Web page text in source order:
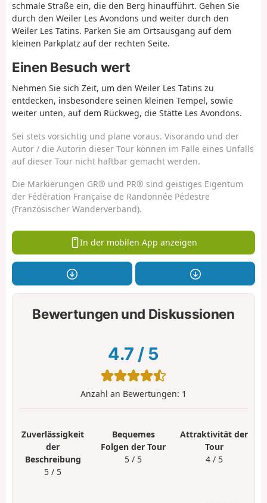
schmale Straße ein, die den Berg hinaufführt. Gehen Sie
durch den Weiler Les Avondons und weiter durch den
Weiler Les Tatins. Parken Sie am Ortsausgang auf dem
kleinen Parkplatz auf der rechten Seite.
Einen Besuch wert
Nehmen Sie sich Zeit, um den Weiler Les Tatins zu
entdecken, insbesondere seinen kleinen Tempel, sowie
weiter unten, auf dem Rückweg, die Stätte Les Avondons.
Sei stets vorsichtig und plane voraus. Visorando und der
Autor / die Autorin dieser Tour können im Falle eines Unfalls
auf dieser Tour nicht haftbar gemacht werden.
Die Markierungen GR® und PR® sind geistiges Eigentum
der Fédération Française de Randonnée Pédestre
(Französischer Wanderverband).
In der mobilen App anzeigen
Bewertungen und Diskussionen
4.7 / 5
Anzahl an Bewertungen: 1
Zuverlässigkeit
der
Beschreibung
5 / 5
Bequemes
Folgen der Tour
5 / 5
Attraktivität der
Tour
4 / 5